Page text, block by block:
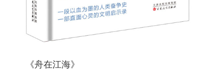
《舟在江海》